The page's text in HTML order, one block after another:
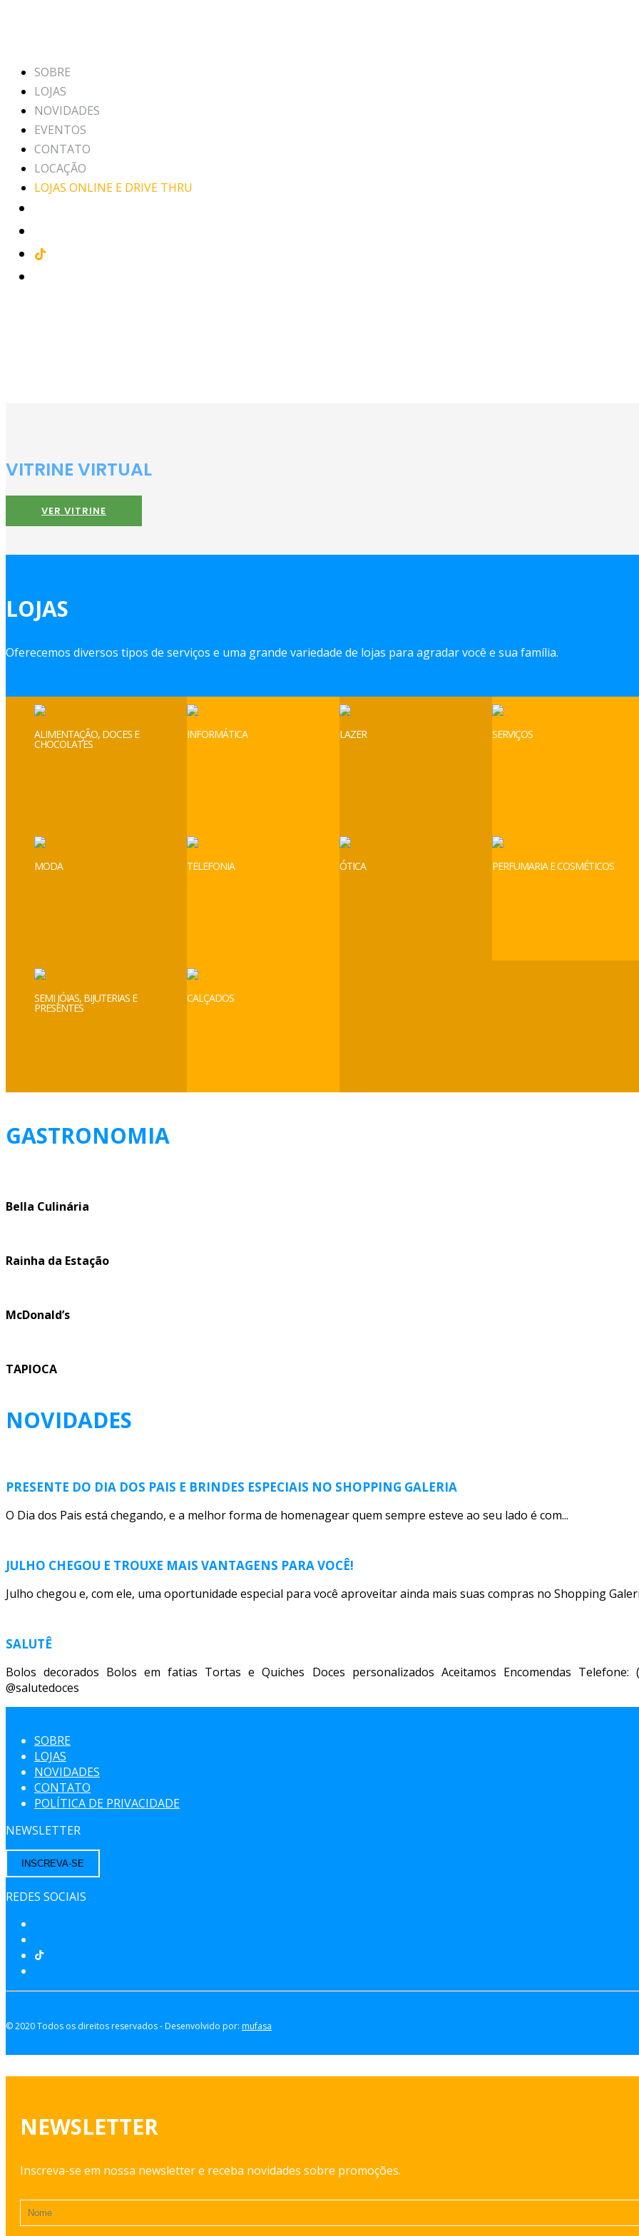
SOBRE
LOJAS
NOVIDADES
EVENTOS
CONTATO
LOCAÇÃO
LOJAS ONLINE E DRIVE THRU
VITRINE VIRTUAL
VER VITRINE
LOJAS
Oferecemos diversos tipos de serviços e uma grande variedade de lojas para agradar você e sua família.
ALIMENTAÇÃO, DOCES E
CHOCOLATES
INFORMÁTICA LAZER SERVIÇOS
MODA TELEFONIA ÓTICA PERFUMARIA E COSMÉTICOS
SEMI JÓIAS, BIJUTERIAS E
PRESENTES
CALÇADOS
GASTRONOMIA
Bella Culinária
Rainha da Estação
McDonald’s
TAPIOCA
NOVIDADES
PRESENTE DO DIA DOS PAIS E BRINDES ESPECIAIS NO SHOPPING GALERIA
O Dia dos Pais está chegando, e a melhor forma de homenagear quem sempre esteve ao seu lado é com...
JULHO CHEGOU E TROUXE MAIS VANTAGENS PARA VOCÊ!
Julho chegou e, com ele, uma oportunidade especial para você aproveitar ainda mais suas compras no Shopping
SALUTÊ
Bolos decorados Bolos em fatias Tortas e Quiches Doces personalizados Aceitamos Encomendas Telefone:
@salutedoces
SOBRE
LOJAS
NOVIDADES
CONTATO
POLÍTICA DE PRIVACIDADE
NEWSLETTER
INSCREVA-SE
REDES SOCIAIS
© 2020 Todos os direitos reservados - Desenvolvido por: mufasa
NEWSLETTER
Inscreva-se em nossa newsletter e receba novidades sobre promoções.